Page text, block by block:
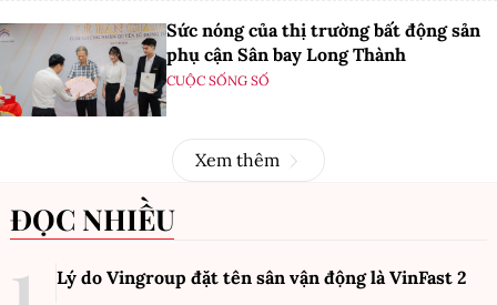
Sức nóng của thị trường bất động sản
phụ cận Sân bay Long Thành
CUỘC SỐNG SỐ
Xem thêm
ĐỌC NHIỀU
Lý do Vingroup đặt tên sân vận động là VinFast 2